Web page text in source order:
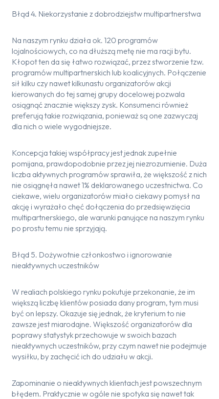
Błąd 4. Niekorzystanie z dobrodziejstw multipartnerstwa
Na naszym rynku działa ok. 120 programów
lojalnościowych, co na dłuższą metę nie ma racji bytu.
Kłopot ten da się łatwo rozwiązać, przez stworzenie tzw.
programów multipartnerskich lub koalicyjnych. Połączenie
sił kilku czy nawet kilkunastu organizatorów akcji
kierowanych do tej samej grupy docelowej pozwala
osiągnąć znacznie większy zysk. Konsumenci również
preferują takie rozwiązania, ponieważ są one zazwyczaj
dla nich o wiele wygodniejsze.
Koncepcja takiej współpracy jest jednak zupełnie
pomijana, prawdopodobnie przez jej niezrozumienie. Duża
liczba aktywnych programów sprawiła, że większość z nich
nie osiągnęła nawet 1% deklarowanego uczestnictwa. Co
ciekawe, wielu organizatorów miało ciekawy pomysł na
akcję i wyrażało chęć dołączenia do przedsięwzięcia
multipartnerskiego, ale warunki panujące na naszym rynku
po prostu temu nie sprzyjają.
Błąd 5. Dożywotnie członkostwo i ignorowanie
nieaktywnych uczestników
W realiach polskiego rynku pokutuje przekonanie, że im
większą liczbę klientów posiada dany program, tym musi
być on lepszy. Okazuje się jednak, że kryterium to nie
zawsze jest miarodajne. Większość organizatorów dla
poprawy statystyk przechowuje w swoich bazach
nieaktywnych uczestników, przy czym nawet nie podejmuje
wysiłku, by zachęcić ich do udziału w akcji.
Zapominanie o nieaktywnych klientach jest powszechnym
błędem. Praktycznie w ogóle nie spotyka się nawet tak